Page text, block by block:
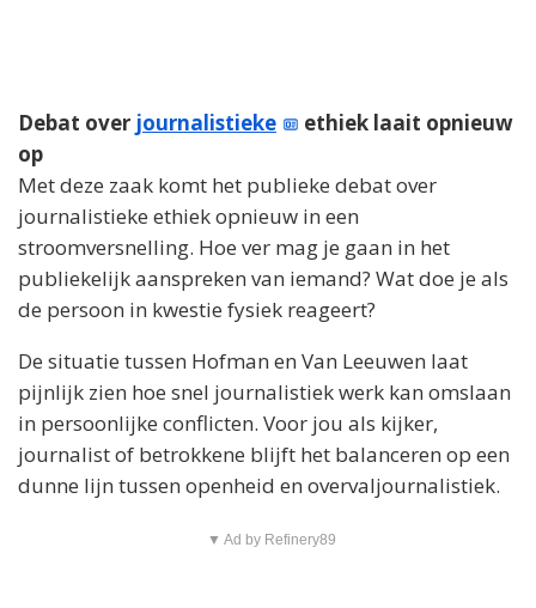
Debat over journalistieke
ethiek laait opnieuw
op
Met deze zaak komt het publieke debat over
journalistieke ethiek opnieuw in een
stroomversnelling. Hoe ver mag je gaan in het
publiekelijk aanspreken van iemand? Wat doe je als
de persoon in kwestie fysiek reageert?
De situatie tussen Hofman en Van Leeuwen laat
pijnlijk zien hoe snel journalistiek werk kan omslaan
in persoonlijke conflicten. Voor jou als kijker,
journalist of betrokkene blijft het balanceren op een
dunne lijn tussen openheid en overvaljournalistiek.
▼ Ad by Refinery89